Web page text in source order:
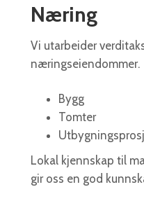
Næring
Vi utarbeider
næringseiendommer.
Bygg
Tomter
Lokal kjennskap til
gir oss en god